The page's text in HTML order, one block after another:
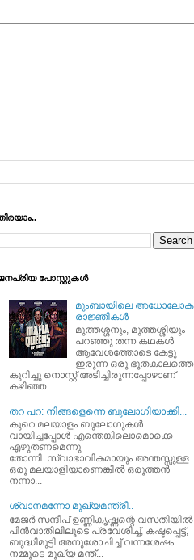
പോസ്റ്റുകള്‍
മുംബായിലെ അധോലോക
രാജ്ഞികള്‍
മുത്തശ്ശനും, മുത്തശ്ശിയും
പറഞ്ഞു തന്ന കഥകള്‍
ആവേശത്തോടെ കേട്ടു
ഇരുന്ന ഒരു ഭൂതകാലത്തെ
കുറിച്ചു നൊസ്റ്റ് അടിച്ചിരുന്നപ്പോഴാണ്
കഴിഞ്ഞ ...
തറ പറ: നിങ്ങളെന്നെ ബുലോഗിയാക്കി...
കുറെ മലയാളം ബുലോഗുകള്‍
വായിച്ചപ്പോള്‍ എന്തെങ്കിലൊമൊക്കെ
എഴുതണമെന്നു
തോന്നി..സ്വാഭാവികമായും അന്തസ്സുള്ള
ഒരു മലയാളിയാണെങ്കില്‍ ഒരുത്തന്‍
നന്നാ...
ശ്വാനമന്നോ മുഖ്യമന്ത്രീ..
മേജര്‍ സന്ദീപ്‌ ഉണ്ണികൃഷ്ണന്റെ വസതിയില്‍
പിന്‍വാതിലിലൂടെ പ്രവേശിച്ച്‌, കഷ്ടപ്പെട്ട്‌,
ബുദ്ധിമുട്ടി അനുശോചിച്ച്‌ വന്നശേഷം
നമ്മുടെ മുഖ്യ മന്ത്...